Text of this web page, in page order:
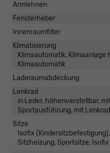
Armlehnen
Fensterheber
Innenraumfilter
Klimatisierung
Klimaautomatik, Klimaanlage
Klimaautomatik
Laderaumabdeckung
Lenkrad
in Leder, höhenverstellbar,
Sportausführung, mit
Sitze
Isofix
Sitzheizung, Sportsitze,